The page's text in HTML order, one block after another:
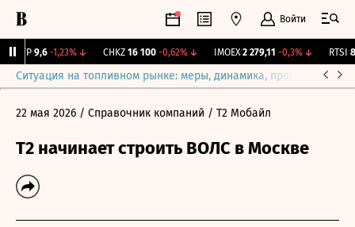
Войти
9,6 -1,23%↓ CHKZ 16 100 -0,62%↓ IMOEX 2 279,11 -0,3%↓ RTSI
Ситуация на топливном рынке: меры, динамика, прогнозы
22 мая 2026 / Справочник компаний / Т2 Мобайл
T2 начинает строить ВОЛС в Москве